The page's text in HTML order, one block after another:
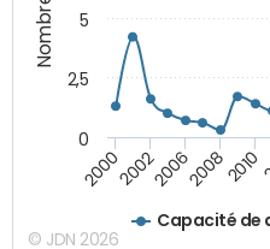
Capacité de
20002002200620082010
0
2,5
5
© JDN 2026